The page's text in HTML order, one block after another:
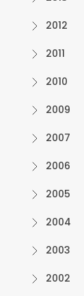
2012
2011
2010
2009
2007
2006
2005
2004
2003
2002